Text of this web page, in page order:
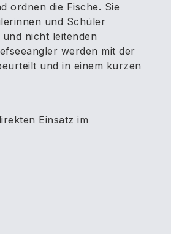
ordnen die Fische. Sie
und Schüler
nicht leitenden
werden mit der
und in einem kurzen
Einsatz im